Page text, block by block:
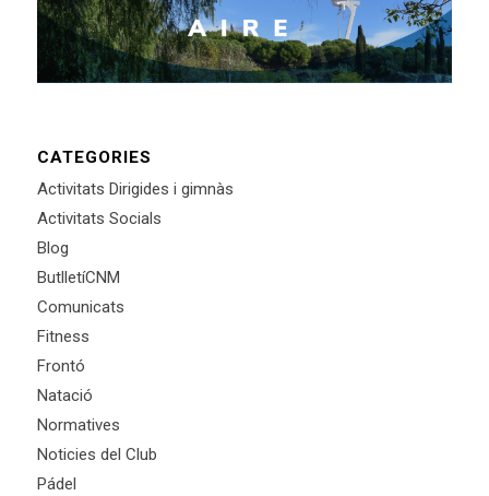
CATEGORIES
Activitats Dirigides i gimnàs
Activitats Socials
Blog
ButlletíCNM
Comunicats
Fitness
Frontó
Natació
Normatives
Noticies del Club
Pádel